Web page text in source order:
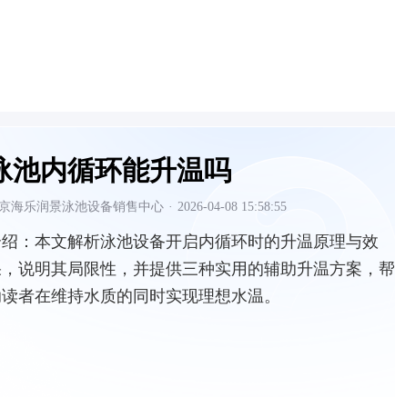
池内循环能升温吗
海乐润景泳池设备销售中心 · 2026-04-08 15:58:55
： 本文解析泳池设备开启内循环时的升温原理与效
说明其局限性，并提供三种实用的辅助升温方案，帮
者在维持水质的同时实现理想水温。